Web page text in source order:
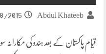
Abdul Khateeb
2015
قیام پاکستان کے بعد ہندو کی